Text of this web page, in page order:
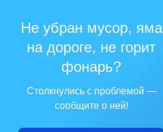
Не убран мусор, яма
на дороге, не горит
фонарь?
Столкнулись с проблемой —
сообщите о ней!